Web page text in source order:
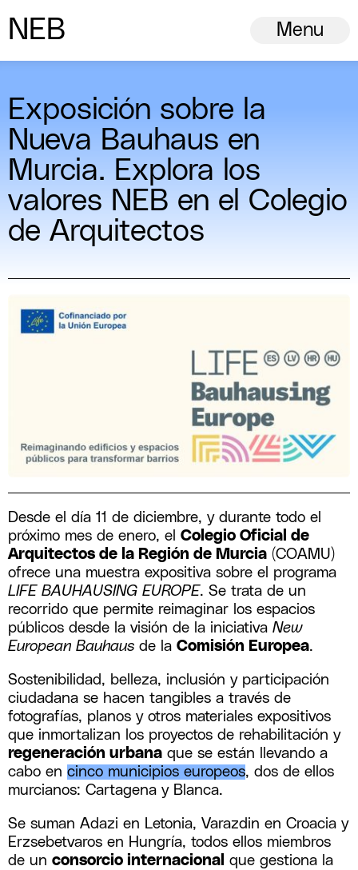
N ew
European
B Menu
Exposición sobre la
Nueva Bauhaus en
Murcia. Explora los
valores NEB en el Colegio
de Arquitectos
Desde el día 11 de diciembre, y durante todo el
próximo mes de enero, el Colegio Oficial de
Arquitectos de la Región de Murcia(COAMU)
ofrece una muestra expositiva sobre el programa
LIFE BAUHAUSING EUROPE. Se trata de un
recorrido que permite reimaginar los espacios
públicos desde la visión de la iniciativa New
European Bauhausde la Comisión Europea.
Sostenibilidad, belleza, inclusión y participación
ciudadana se hacen tangibles a través de
fotografías, planos y otros materiales expositivos
que inmortalizan los proyectos de rehabilitación y
regeneración urbanaque se están llevando a
cabo en cinco municipios europeos, dos de ellos
murcianos: Cartagena y Blanca.
Se suman Adazi en Letonia, Varazdin en Croacia y
Erzsebetvaros en Hungría, todos ellos miembros
de un consorcio internacional que gestiona la